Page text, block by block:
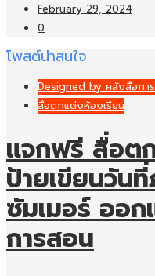
February 29, 2024
0
โพสต์น่าสนใจ
Designed by คลังสื่อกา
สื่อตกแต่งห้องเรียน
แจกฟรี สื่อต
ป้ายเขียนวัน
ซัมเมอร์ ออ
การสอน